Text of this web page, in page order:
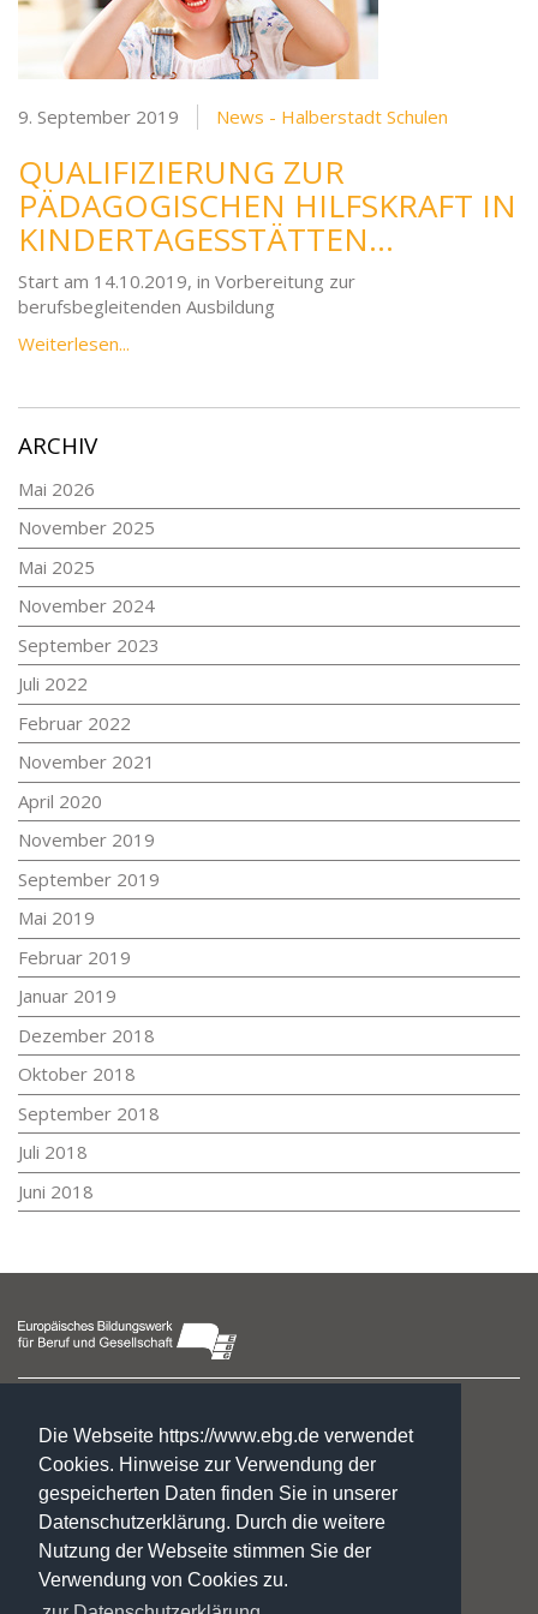
Die Webseite https://www.ebg.de verwendet
Cookies. Hinweise zur Verwendung der
gespeicherten Daten finden Sie in unserer
Datenschutzerklärung. Durch die weitere
Nutzung der Webseite stimmen Sie der
Verwendung von Cookies zu.
9. September 2019 News - Halberstadt Schulen
QUALIFIZIERUNG ZUR
PÄDAGOGISCHEN HILFSKRAFT IN
KINDERTAGESSTÄTTEN…
Start am 14.10.2019, in Vorbereitung zur
berufsbegleitenden Ausbildung
Weiterlesen...
ARCHIV
Mai 2026
November 2025
Mai 2025
November 2024
September 2023
Juli 2022
Februar 2022
November 2021
April 2020
November 2019
September 2019
Mai 2019
Februar 2019
Januar 2019
Dezember 2018
Oktober 2018
September 2018
Juli 2018
Juni 2018
Taubenstraße 24
38820 Halberstadt
Nicole Jebauer
Leiterin
Telefon 0 39 41. 41 96 29-0
fs-hbs@ebg.de